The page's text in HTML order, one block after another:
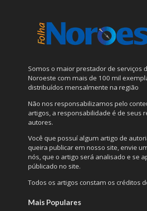
Somos o maior prestador de serviços
Noroeste com mais de 100 mil
distribuídos mensalmente na região
Não nos responsabilizamos pelo
artigos, a responsabilidade é de seus
autores.
Você que possuí algum artigo de
queira publicar em nosso site, envie
nós, que o artigo será analisado e se
públicado no site.
Todos os artigos constam os créditos
Mais Populares